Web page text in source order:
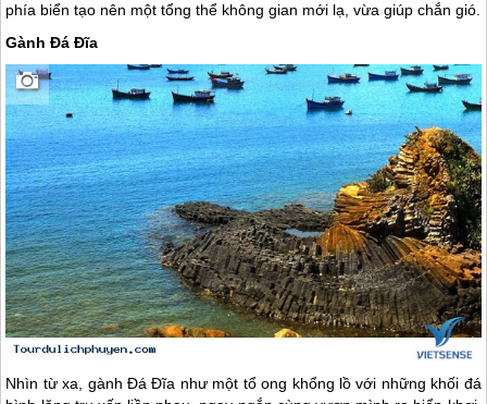
phía biển tạo nên một tổng thể không gian mới lạ, vừa giúp chắn gió.
Gành Đá Đĩa
Nhìn từ xa, gành Đá Đĩa như một tổ ong khổng lồ với những khối đá